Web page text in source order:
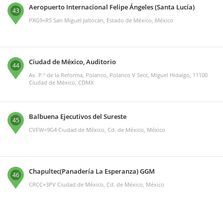
43 Aeropuerto Internacional Felipe Ángeles (Santa Lucía)
PXG9+R5 San Miguel Jaltocan, Estado de México, México
44 Ciudad de México, Auditorio
Av. P.º de la Reforma, Polanco, Polanco V Secc, Miguel Hidalgo, 11100
Ciudad de México, CDMX
45 Balbuena Ejecutivos del Sureste
CVFW+9G4 Ciudad de México, Cd. de México, México
46 Chapultec(Panadería La Esperanza) GGM
CRCC+3PV Ciudad de México, Cd. de México, México